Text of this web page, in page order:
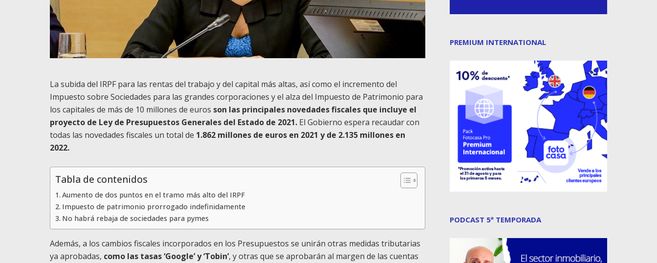
La subida del IRPF para las rentas del trabajo y del capital más altas, así como el incremento del
Impuesto sobre Sociedades para las grandes corporaciones y el alza del Impuesto de Patrimonio para
los capitales de más de 10 millones de euros son las principales novedades fiscales que incluye el
proyecto de Ley de Presupuestos Generales del Estado de 2021. El Gobierno espera recaudar con
todas las novedades fiscales un total de 1.862 millones de euros en 2021 y de 2.135 millones en
2022.
Tabla de contenidos
Aumento de dos puntos en el tramo más alto del IRPF
Impuesto de patrimonio prorrogado indefinidamente
No habrá rebaja de sociedades para pymes
Además, a los cambios fiscales incorporados en los Presupuestos se unirán otras medidas tributarias
ya aprobadas, como las tasas ‘Google’ y ‘Tobin’, y otras que se aprobarán al margen de las cuentas
PREMIUM INTERNATIONAL
PODCAST 5ª TEMPORADA